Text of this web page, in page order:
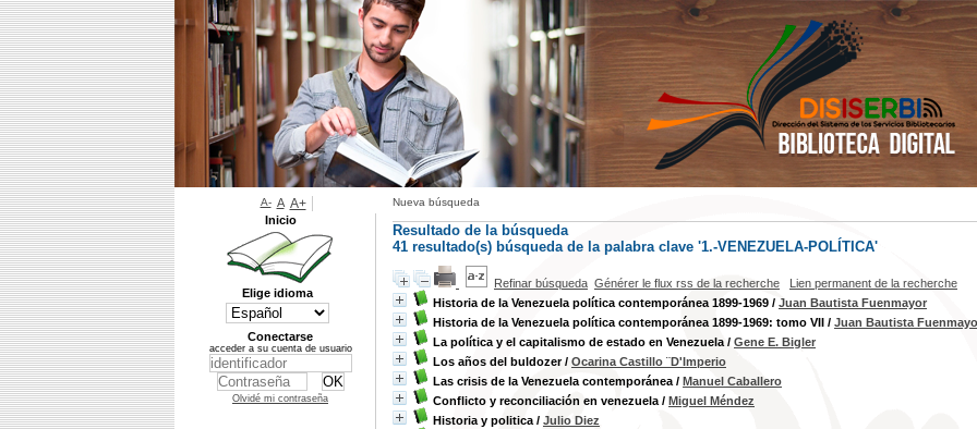
Nueva búsqueda
Resultado de la búsqueda
41 resultado(s) búsqueda de la palabra clave '1.-VENEZUELA-POLÍTICA'
Refinar búsqueda Générer le flux rss de la recherche
Lien permanent de la recherche
Historia de la Venezuela política contemporánea 1899-1969 / Juan Bautista Fuenmayor
Historia de la Venezuela política contemporánea 1899-1969: tomo VII / Juan Bautista
La política y el capitalismo de estado en Venezuela / Gene E. Bigler
Los años del buldozer/ Ocarina Castillo ¨D'Imperio
Las crisis de la Venezuela contemporánea / Manuel Caballero
Conflicto y reconciliación en venezuela / Miguel Méndez
Historia y politica / Julio Diez
A- A A+
Inicio
Elige idioma
Conectarse
acceder a su cuenta de usuario
Olvidé mi contraseña